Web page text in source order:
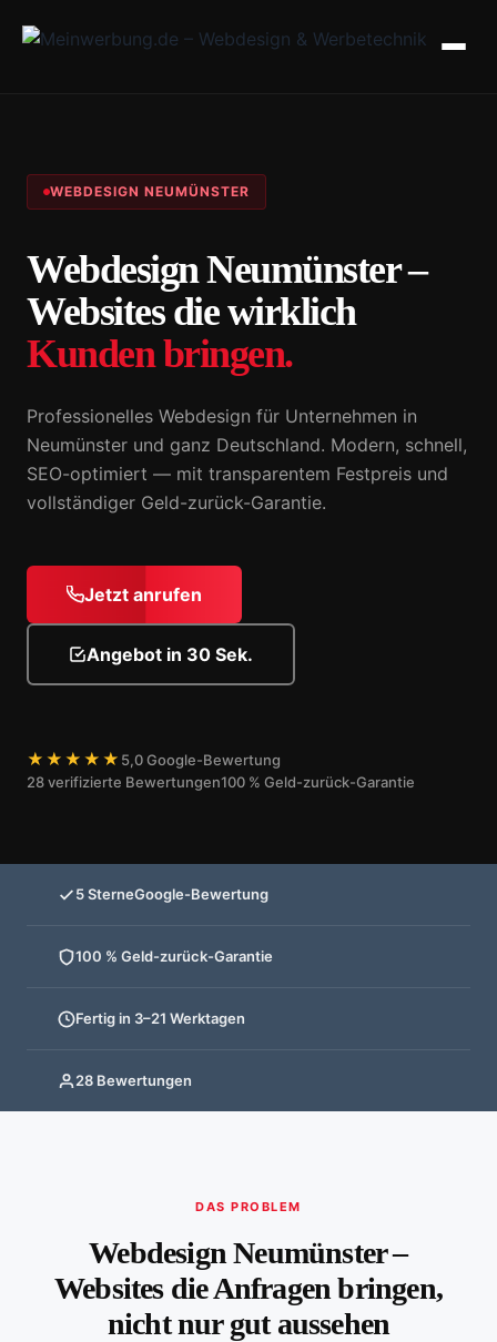
WEBDESIGN NEUMÜNSTER
Webdesign Neumünster –
Websites die wirklich
Kunden bringen.
Professionelles Webdesign für Unternehmen in
Neumünster und ganz Deutschland. Modern, schnell,
SEO-optimiert — mit transparentem Festpreis und
vollständiger Geld-zurück-Garantie.
Jetzt anrufen
Angebot in 30 Sek.
★★★★★ 5,0 Google-Bewertung
28 verifizierte Bewertungen100 % Geld-zurück-Garantie
5 SterneGoogle-Bewertung
100 % Geld-zurück-Garantie
Fertig in 3–21 Werktagen
28 Bewertungen
DAS PROBLEM
Webdesign Neumünster –
Websites die Anfragen bringen,
nicht nur gut aussehen